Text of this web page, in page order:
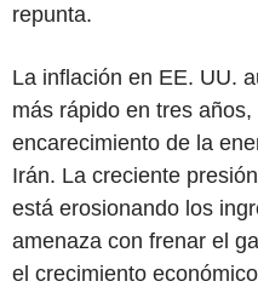
repunta.
La inflación en EE. UU.
más rápido en tres
encarecimiento de la
Irán. La creciente
está erosionando los
amenaza con frenar el
el crecimiento